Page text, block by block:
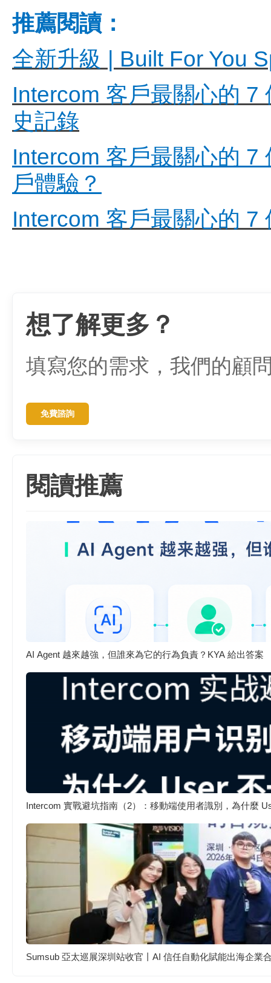
推薦閱讀：
全新升級 | Built For You
Intercom 客戶最關心的 7
史記錄
Intercom 客戶最關心的 7
戶體驗？
Intercom 客戶最關心的 7
想了解更多？
填寫您的需求，我們的顧
免費諮詢
閱讀推薦
AI Agent 越來越強，但誰來為它的行為負責？KYA 給出答案
Intercom 實戰避坑指南（2）：移動端使用者識別，為什麼
Sumsub 亞太巡展深圳站收官丨AI 信任自動化賦能出海企業